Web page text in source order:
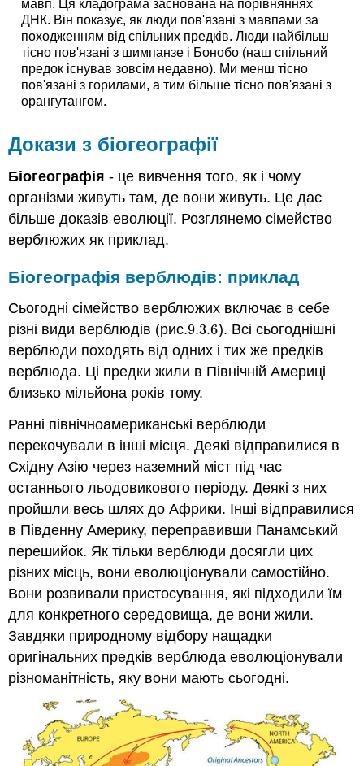
мавп. Ця кладограма заснована на порівняннях
ДНК. Він показує, як люди пов'язані з мавпами за
походженням від спільних предків. Люди найбільш
тісно пов'язані з шимпанзе і Бонобо (наш спільний
предок існував зовсім недавно). Ми менш тісно
пов'язані з горилами, а тим більше тісно пов'язані з
орангутангом.
Докази з біогеографії
Біогеографія - це вивчення того, як і чому
організми живуть там, де вони живуть. Це дає
більше доказів еволюції. Розглянемо сімейство
верблюжих як приклад.
Біогеографія верблюдів: приклад
Сьогодні сімейство верблюжих включає в себе
різні види верблюдів (рис.9.3.6
9.3.6). Всі сьогоднішні
верблюди походять від одних і тих же предків
верблюда. Ці предки жили в Північній Америці
близько мільйона років тому.
Ранні північноамериканські верблюди
перекочували в інші місця. Деякі відправилися в
Східну Азію через наземний міст під час
останнього льодовикового періоду. Деякі з них
пройшли весь шлях до Африки. Інші відправилися
в Південну Америку, переправивши Панамський
перешийок. Як тільки верблюди досягли цих
різних місць, вони еволюціонували самостійно.
Вони розвивали пристосування, які підходили їм
для конкретного середовища, де вони жили.
Завдяки природному відбору нащадки
оригінальних предків верблюда еволюціонували
різноманітність, яку вони мають сьогодні.